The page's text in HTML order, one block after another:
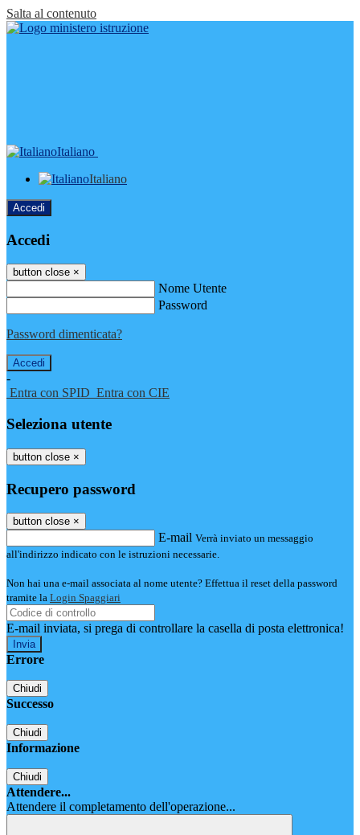
Salta al contenuto
Italiano
Italiano
Accedi
Accedi
button close ×
Nome Utente
Password
Password dimenticata?
-
Entra con SPID Entra con CIE
Seleziona utente
button close ×
Recupero password
button close ×
E-mail Verrà inviato un messaggio
all'indirizzo indicato con le istruzioni necessarie.
Non hai una e-mail associata al nome utente? Effettua il reset della password
tramite la Login Spaggiari
E-mail inviata, si prega di controllare la casella di posta elettronica!
Errore
Chiudi
Successo
Chiudi
Informazione
Chiudi
Attendere...
Attendere il completamento dell'operazione...